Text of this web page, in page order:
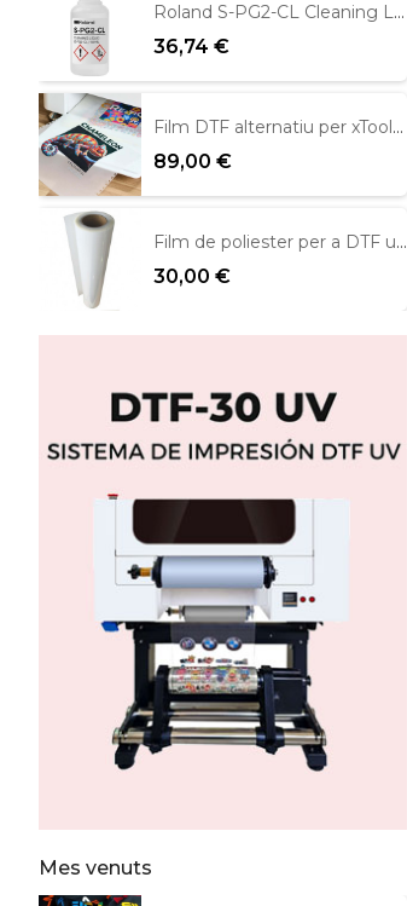
Roland S-PG2-CL Cleaning Liquid 100ml
36,74 €
Film DTF alternatiu per xTool Apparel 39cm x 100m
89,00 €
Film de poliester per a DTF una cara mate
30,00 €
Mes venuts